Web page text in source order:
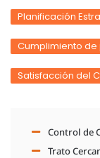
Planificación
Cumplimiento de
Satisfacción del
Control de
Trato